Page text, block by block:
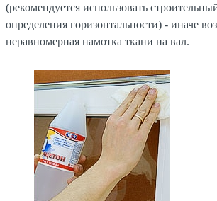
(рекомендуется использовать
определения горизонтальности) - иначе
неравномерная намотка ткани на вал.